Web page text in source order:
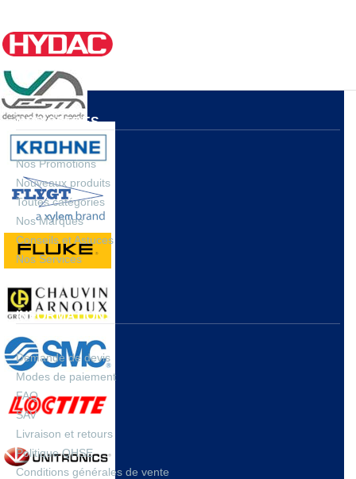
NOS OFFRES
Nos Promotions
Nouveaux produits
Toutes catégories
Nos Marques
Conseils et Astuces
Nos Services
INFORMATIONS
Demande de devis
Modes de paiement
FAQ
SAV
Livraison et retours
Politique QHSE
Conditions générales de vente